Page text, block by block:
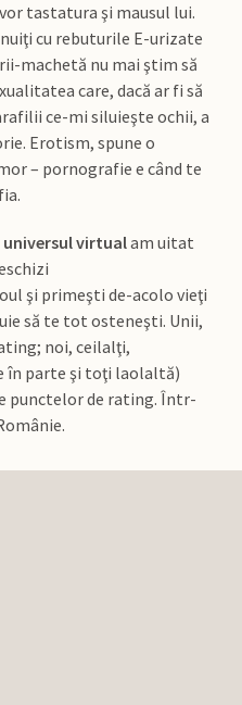
tastatura şi mausul lui.
cu rebuturile E-urizate
machetă nu mai ştim să
care, dacă ar fi să
ce-mi siluieşte ochii, a
Erotism, spune o
– pornografie e când te
universul virtualam uitat
şi primeşti de-acolo vieţi
să te tot osteneşti. Unii,
noi, ceilalţi,
în parte şi toţi laolaltă)
punctelor de rating. Într-